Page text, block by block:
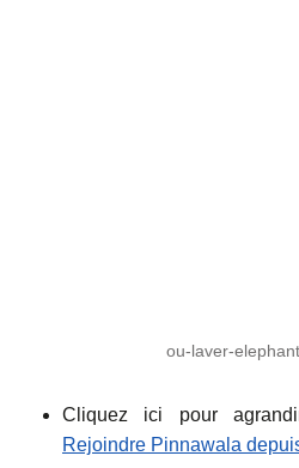
ou-laver-
Cliquez ici pour
Rejoindre Pinnawala